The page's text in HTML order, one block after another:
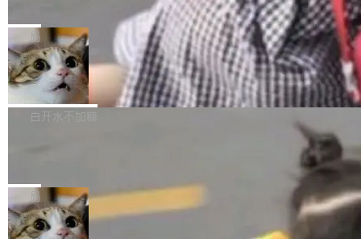
iel Gross 来自 Weil 律所，2 月 23 日下午 5:53
给 OpenAI 总法律顾问 Che Chang 发了封邮
件，附了一封长信，要求 OpenAI 配合调查前苹
果员工带走机密信...
C版的产品，搭载“人机双写”重磅功能——你写
你的，AI写AI的，同屏协作互不干扰。一句话让
AI帮你干活，现在开启全新体验！ 温馨提示：
体验WorkBuddy鸿蒙PC版前，请将 HUAWEI M
atePad Edge 升级至 HarmonyOS 6.1.0.135S
P9 patch03及以上版本。 *升级路径：设置 > 搜
全球知名开源多媒体框架 FFmpeg 今天正式发
布了 9.0 版本。这个版本除了带来新一代音视频
处理能力和硬件加速支持之外，还有一个特殊之
处：FFmpeg 9.0 的代号是“Lei”。 这个名字，
来自中国开发者雷霄骅（Lei Xiaohua）。 对于
很多中国音视频开发者而言，这个名字并不陌
“启蒙老师”。 而今年，恰好是雷霄骅离世十周
年。FFmpeg 社区最终选择用一个大版本的名
字，留下了这份纪念。 雷霄骅曾是中国传媒大学
局
亚马逊成本失控：AI 写代码烧掉 1215
万元，超预算 860%
外媒近日曝光了亚马逊的多份内部报告显示，AI
导致公司在多个项目上超支。《金融时报》报道
编写程序，目标是完成电商平台作者信息与商品
列表的数据匹配 —— 一项常规的数据处理任
务，最终却产生了 180 万美元的账单，实际支出
白开水不加糖
e CEO Clément Delangue 在 CNBC 的采访里
没有拐弯抹角。他说中国正在赢得 AI 竞赛，而
且按目前的速度，中国 AI 工具预计在今年底或
局
当 AI agent 把源码变成了最好的扩展系